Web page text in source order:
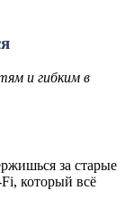
и гибким в
за старые
который всё